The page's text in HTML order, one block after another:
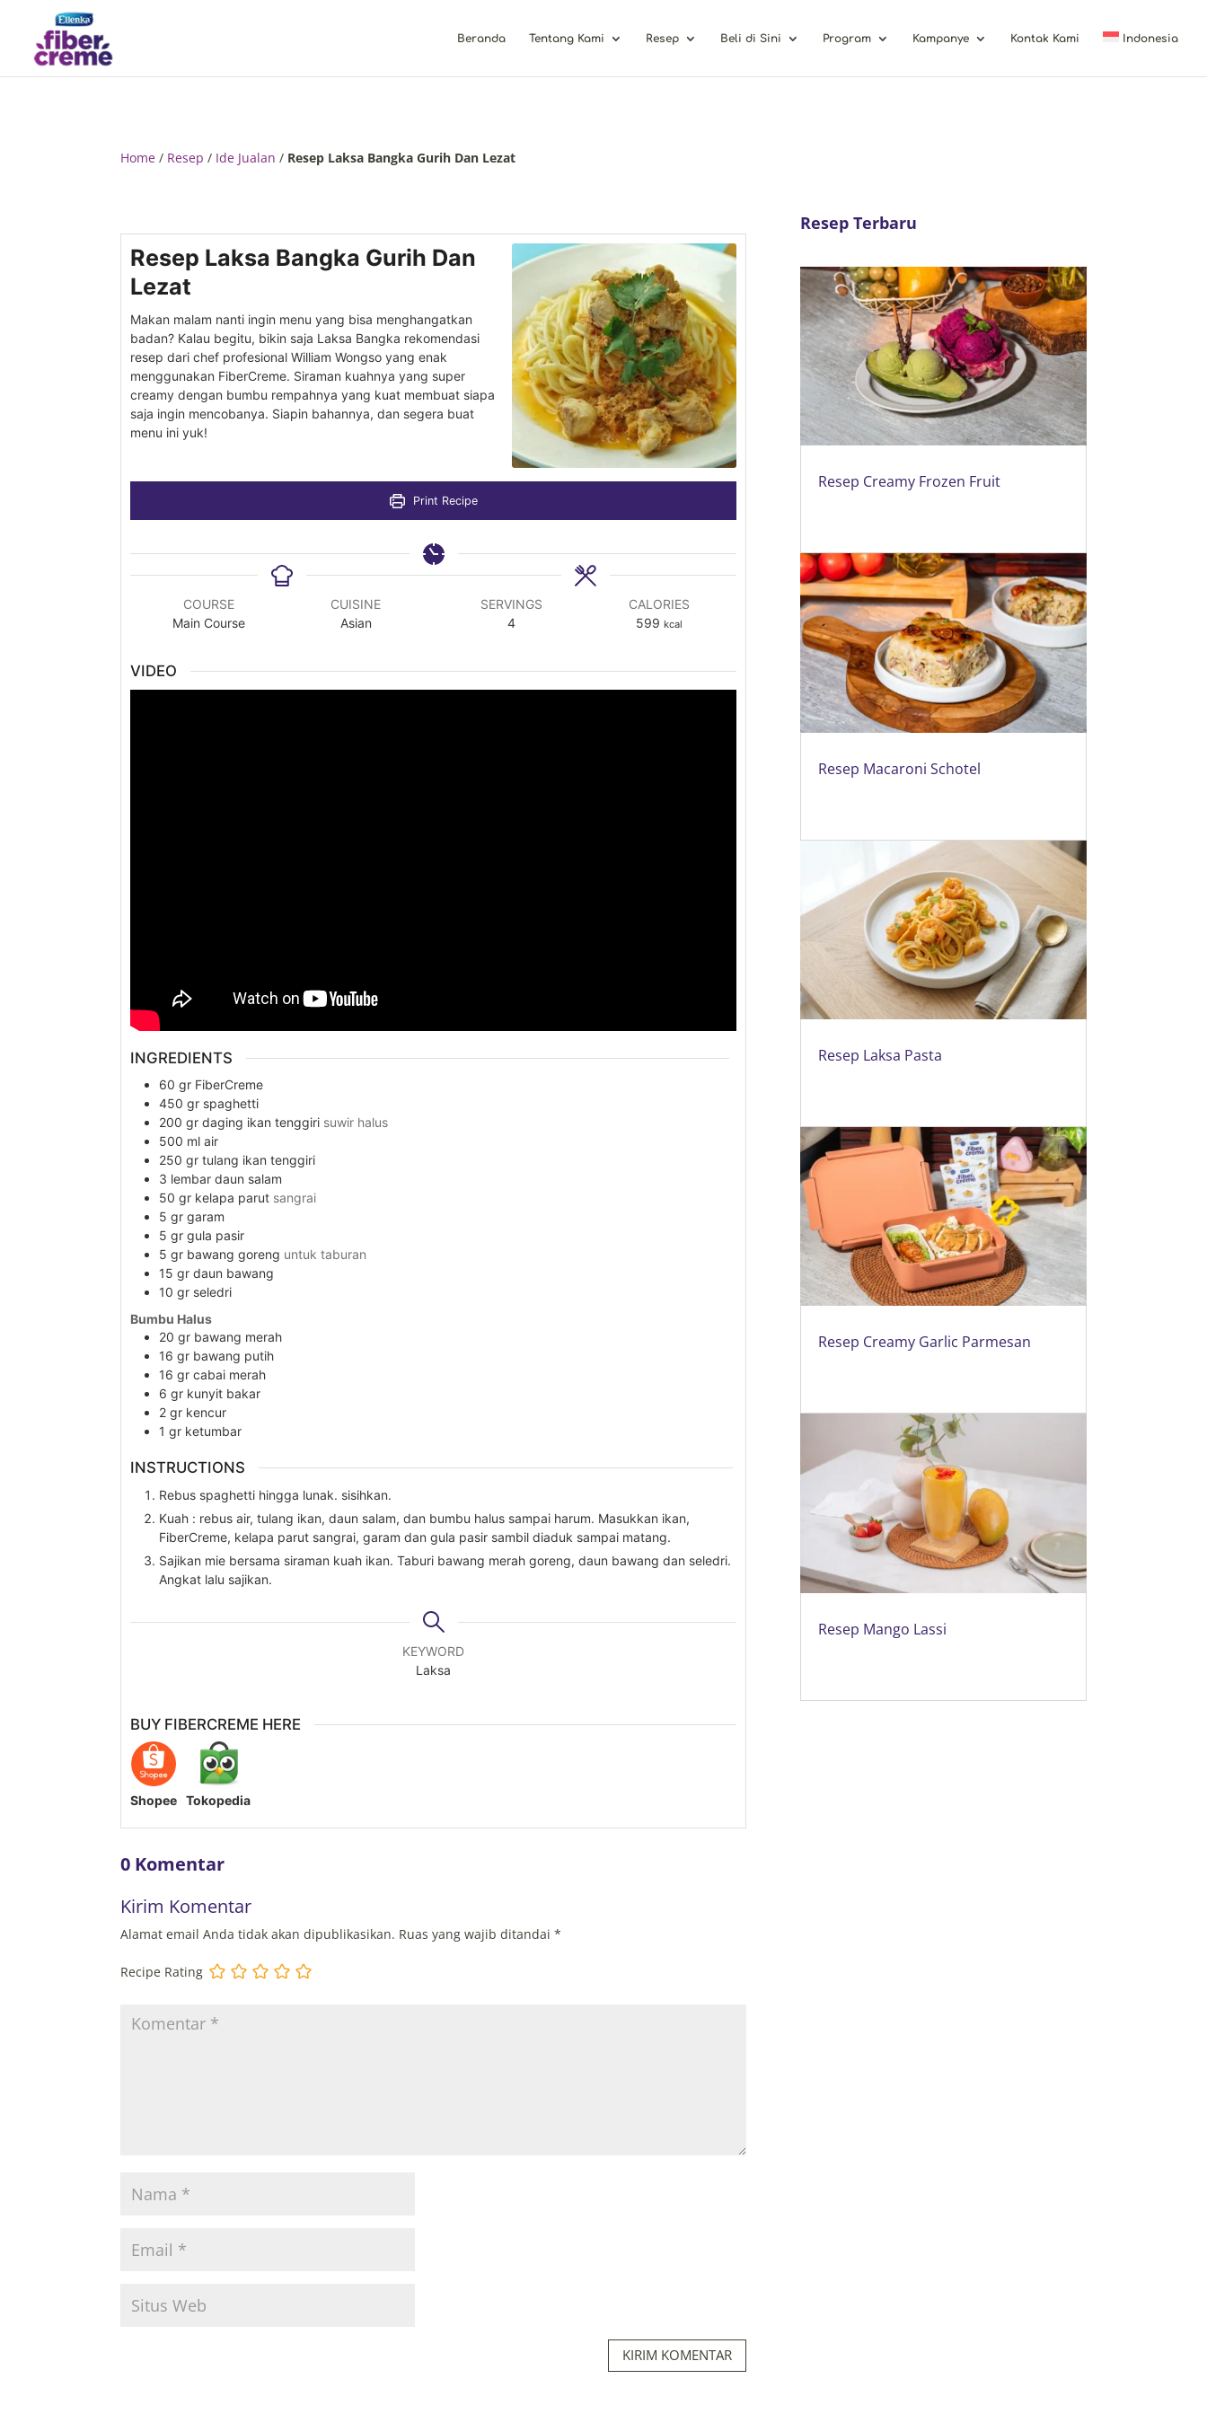
Beranda Tentang Kami Resep Beli di Sini Program Kampanye Kontak Kami Indonesia
Home / Resep / Ide Jualan / Resep Laksa Bangka Gurih Dan Lezat
Resep Laksa Bangka Gurih Dan
Lezat
Makan malam nanti ingin menu yang bisa menghangatkan
badan? Kalau begitu, bikin saja Laksa Bangka rekomendasi
resep dari chef profesional William Wongso yang enak
menggunakan FiberCreme. Siraman kuahnya yang super
creamy dengan bumbu rempahnya yang kuat membuat siapa
saja ingin mencobanya. Siapin bahannya, dan segera buat
menu ini yuk!
Print Recipe
COURSE
Main Course
CUISINE
Asian
SERVINGS
4
CALORIES
599 kcal
VIDEO
INGREDIENTS
60 gr FiberCreme
450 gr spaghetti
200 gr daging ikan tenggiri suwir halus
500 ml air
250 gr tulang ikan tenggiri
3 lembar daun salam
50 gr kelapa parut sangrai
5 gr garam
5 gr gula pasir
5 gr bawang goreng untuk taburan
15 gr daun bawang
10 gr seledri
Bumbu Halus
20 gr bawang merah
16 gr bawang putih
16 gr cabai merah
6 gr kunyit bakar
2 gr kencur
1 gr ketumbar
INSTRUCTIONS
Rebus spaghetti hingga lunak. sisihkan.
Kuah : rebus air, tulang ikan, daun salam, dan bumbu halus sampai harum. Masukkan ikan,
FiberCreme, kelapa parut sangrai, garam dan gula pasir sambil diaduk sampai matang.
Sajikan mie bersama siraman kuah ikan. Taburi bawang merah goreng, daun bawang dan seledri.
Angkat lalu sajikan.
KEYWORD
Laksa
BUY FIBERCREME HERE
Shopee Tokopedia
0 Komentar
Kirim Komentar
Alamat email Anda tidak akan dipublikasikan. Ruas yang wajib ditandai*
Recipe Rating
KIRIM KOMENTAR
Resep Terbaru
Resep Creamy Frozen Fruit
Resep Macaroni Schotel
Resep Laksa Pasta
Resep Creamy Garlic Parmesan
Resep Mango Lassi